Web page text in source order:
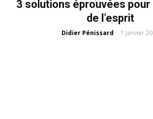
3 solutions éprouvées
de l’esprit
Didier Pénissard - 1 janvier